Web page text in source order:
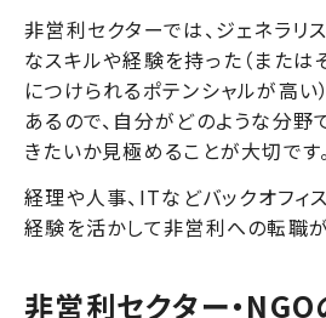
非営利セクターでは、ジェネラリ
なスキルや経験を持った（または
につけられるポテンシャルが高
あるので、自分がどのような分野
きたいか見極めることが大切です。
経理や人事、ITなどバックオフィ
経験を活かして非営利への転職が
非営利セクター・